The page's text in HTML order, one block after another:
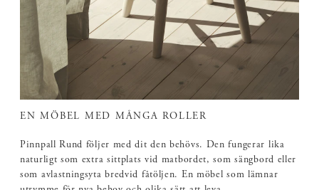
EN MÖBEL MED MÅNGA ROLLER
Pinnpall Rund följer med dit den behövs. Den fungerar lika
naturligt som extra sittplats vid matbordet, som sängbord eller
som avlastningsyta bredvid fåtöljen. En möbel som lämnar